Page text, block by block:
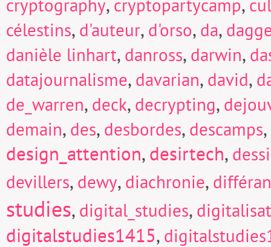
cryptography cryptopartycamp
célestins, d'auteur, d'orso, da,
danièle linhart, danross, darwin,
datajournalisme, davarian, david,
de_warren, deck, decrypting,
demain, des, desbordes, descamps,
design_attention,desirtech,
devillers, dewy, diachronie,
studies, digital_studies,
digitalstudies1415,